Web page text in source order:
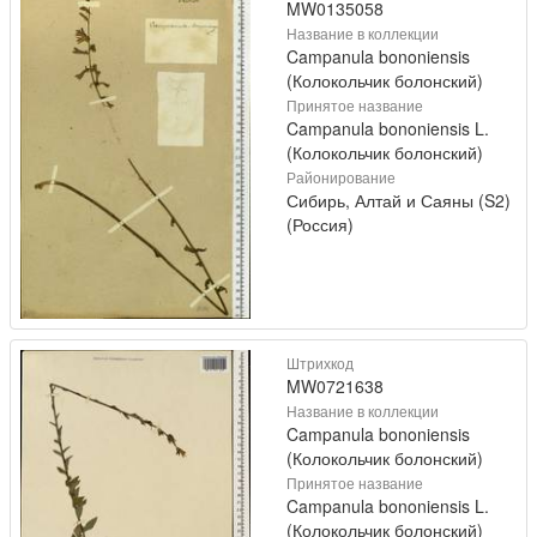
MW0135058
Название в коллекции
Campanula bononiensis
(Колокольчик болонский)
Принятое название
Campanula bononiensis L.
(Колокольчик болонский)
Районирование
Сибирь, Алтай и Саяны (S2)
(Россия)
Штрихкод
MW0721638
Название в коллекции
Campanula bononiensis
(Колокольчик болонский)
Принятое название
Campanula bononiensis L.
(Колокольчик болонский)